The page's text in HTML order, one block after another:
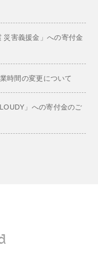
災害義援金」への寄付金
時間の変更について
」への寄付金のご